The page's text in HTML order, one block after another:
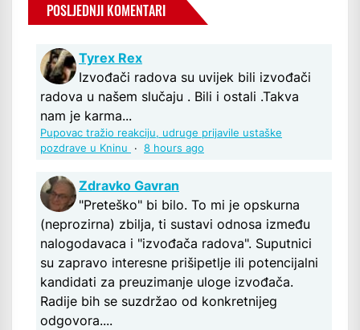
POSLJEDNJI KOMENTARI
Tyrex Rex
Izvođači radova su uvijek bili izvođači
radova u našem slučaju . Bili i ostali .Takva
nam je karma...
Pupovac tražio reakciju, udruge prijavile ustaške
pozdrave u Kninu
· 8 hours ago
Zdravko Gavran
"Preteško" bi bilo. To mi je opskurna
(neprozirna) zbilja, ti sustavi odnosa između
nalogodavaca i "izvođača radova". Suputnici
su zapravo interesne prišipetlje ili potencijalni
kandidati za preuzimanje uloge izvođača.
Radije bih se suzdržao od konkretnijeg
odgovora....